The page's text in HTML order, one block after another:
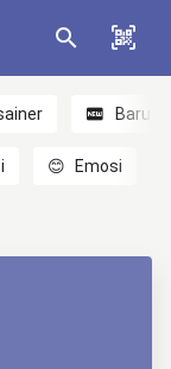
Baru
😊 Emosi